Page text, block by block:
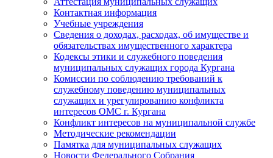
Контактная информация
Учебные учреждения
Сведения о доходах, расходах, об имуществе и
обязательствах имущественного характера
Кодексы этики и служебного поведения
муниципальных служащих города Кургана
Комиссии по соблюдению требований к
служебному поведению муниципальных
служащих и урегулированию конфликта
интересов ОМС г. Кургана
Конфликт интересов на муниципальной службе
Методические рекомендации
Памятка для муниципальных служащих
Новости Федерального Cобрания